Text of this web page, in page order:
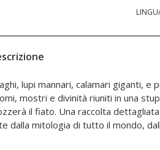
lupi mannari, calamari giganti, e
mostri e divinità riuniti in una
il fiato. Una raccolta
dalla mitologia di tutto il mondo,
Grecia ai Paesi del
approfondimenti per